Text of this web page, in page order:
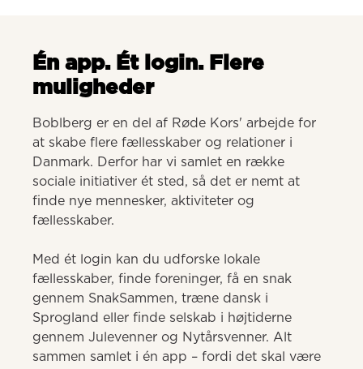
Én app. Ét login. Flere
muligheder
Boblberg er en del af Røde Kors' arbejde for
at skabe flere fællesskaber og relationer i
Danmark. Derfor har vi samlet en række
sociale initiativer ét sted, så det er nemt at
finde nye mennesker, aktiviteter og
fællesskaber.
Med ét login kan du udforske lokale
fællesskaber, finde foreninger, få en snak
gennem SnakSammen, træne dansk i
Sprogland eller finde selskab i højtiderne
gennem Julevenner og Nytårsvenner. Alt
sammen samlet i én app – fordi det skal være